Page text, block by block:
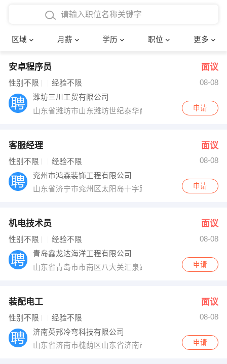
区域 月薪 学历 职位 更多
4000-5000元
8000-12000元
12000-20000元
博士
文员
财务会计
网络IT
快递员
收银员 技术员/工程师
出纳
编辑
跟单
其他职位
确定
安卓程序员 面议
性别不限 经验不限
08-08
潍坊三川工贸有限公司
山东省潍坊市山东潍坊世纪泰华商务大厦A座12A12
申请
客服经理 面议
性别不限 经验不限
08-08
兖州市鸿森装饰工程有限公司
山东省济宁市兖州区太阳岛十字路口往南，紫阳山庄南临
申请
机电技术员 面议
性别不限 经验不限
08-08
青岛鑫龙达海洋工程有限公司
山东省青岛市市南区八大关汇泉路17号东海国际大厦
申请
装配电工 面议
性别不限 经验不限
08-08
济南英邦冷弯科技有限公司
山东省济南市槐荫区山东省济南市
申请